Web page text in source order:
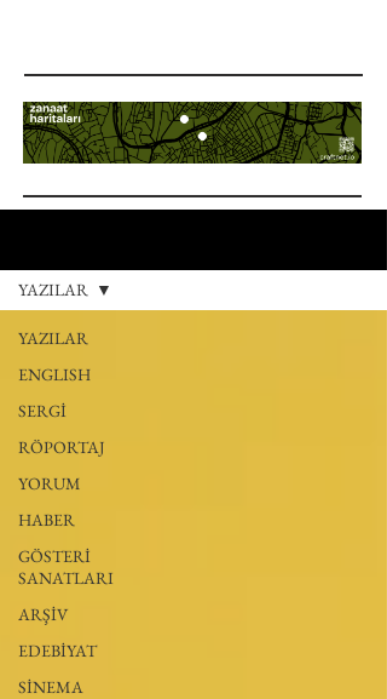
YAZILAR
ENGLISH
SERGİ
RÖPORTAJ
YORUM
HABER
GÖSTERİ
SANATLARI
ARŞİV
EDEBİYAT
SİNEMA
YAZILAR